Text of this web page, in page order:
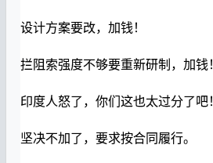
设计方案要改，加钱！
拦阻索强度不够要重新研制，加钱！
印度人怒了，你们这也太过分了吧！
坚决不加了，要求按合同履行。